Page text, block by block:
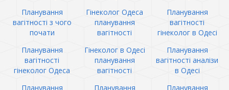
Планування
вагітності з чого
почати
Гінеколог Одеса
планування
вагітності
Планування
вагітності
гінеколог в Одесі
Планування
вагітності
гінеколог Одеса
Гінеколог в Одесі
планування
вагітності
Планування
вагітності аналізи
в Одесі
Планування
Планування Планування